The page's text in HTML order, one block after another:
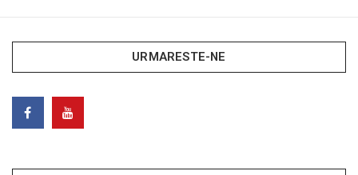
URMARESTE-NE